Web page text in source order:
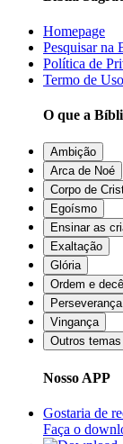
Homepage
Pesquisar na
Política de
Termo de Uso
O que a
Ambição
Arca de Noé
Corpo de
Egoísmo
Ensinar as
Exaltação
Glória
Ordem e
Perseverança
Vingança
Outros temas
Nosso APP
Gostaria de
Faça o